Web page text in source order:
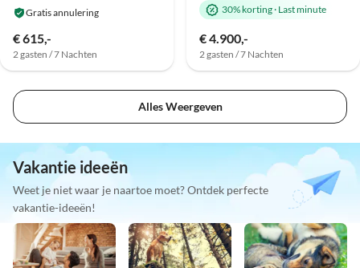
Gratis annulering
€ 615,-
2 gasten / 7 Nachten
30% korting· Last minute
€ 4.900,-
2 gasten / 7 Nachten
Alles Weergeven
Vakantie ideeën
Weet je niet waar je naartoe moet? Ontdek perfecte
vakantie-ideeën!